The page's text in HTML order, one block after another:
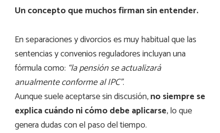
Un concepto que muchos firman sin entender.
En separaciones y divorcios es muy habitual que las
sentencias y convenios reguladores incluyan una
fórmula como: “la pensión se actualizará
anualmente conforme al IPC”.
Aunque suele aceptarse sin discusión,no siempre se
explica cuándo ni cómo debe aplicarse, lo que
genera dudas con el paso del tiempo.